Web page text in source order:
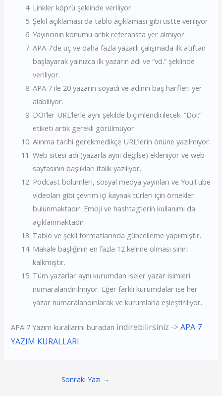
Linkler köprü şeklinde veriliyor.
Şekil açıklaması da tablo açıklaması gibi üstte veriliyor
Yayıncının konumu artık referansta yer almıyor.
APA 7’de üç ve daha fazla yazarlı çalışmada ilk atıftan
başlayarak yalnızca ilk yazarın adı ve “vd.” şeklinde
veriliyor.
APA 7 ile 20 yazarın soyadı ve adının baş harfleri yer
alabiliyor.
DOI’ler URL’lerle aynı şekilde biçimlendirilecek. “Doi:”
etiketi artık gerekli görülmüyor
Alınma tarihi gerekmedikçe URL’lerin önüne yazılmıyor.
Web sitesi adı (yazarla aynı değilse) ekleniyor ve web
sayfasının başlıkları italik yazılıyor.
Podcast bölümleri, sosyal medya yayınları ve YouTube
videoları gibi çevrim içi kaynak türleri için örnekler
bulunmaktadır. Emoji ve hashtag’lerin kullanımı da
açıklanmaktadır.
Tablo ve şekil formatlarında güncelleme yapılmıştır.
Makale başlığının en fazla 12 kelime olması sınırı
kalkmıştır.
Tüm yazarlar aynı kurumdan iseler yazar isimleri
numaralandırılmıyor. Eğer farklı kurumdalar ise her
yazar numaralandırılarak ve kurumlarla eşleştiriliyor.
APA 7 Yazım kurallarını buradan indirebilirsiniz ->APA 7
YAZIM KURALLARI
Sonraki Yazı →